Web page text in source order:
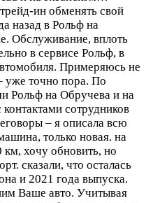
ин обменять свой
назад в Рольф на
Обслуживание, вплоть
в сервисе Рольф, в
Примеряюсь не
уже точно пора. По
Рольф на Обручева и на
сотрудников
– я описала всю
только новая. на
км, хочу обновить, но
сказали, что осталась
и 2021 года выпуска.
Ваше авто. Учитывая